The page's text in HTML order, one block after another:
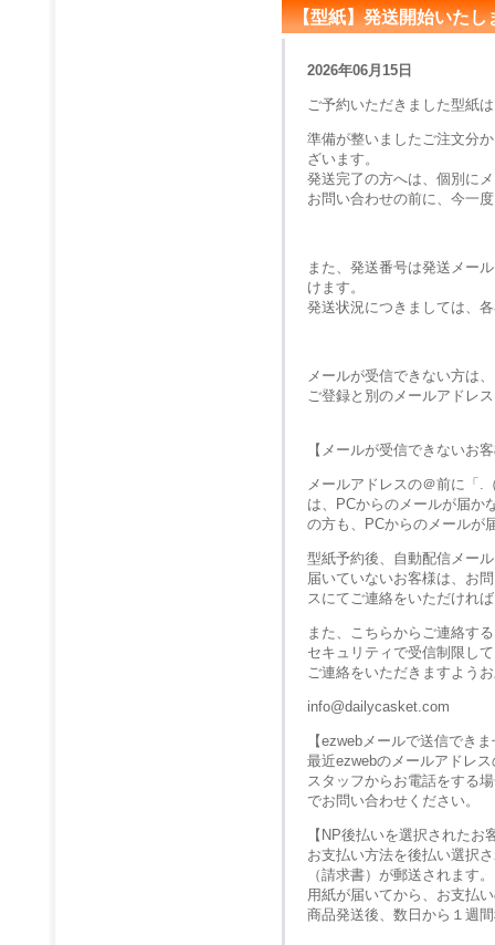
【型紙】発送開始いたし
2026年06月15日
ご予約いただきました型紙
準備が整いましたご注文分
ざいます。
発送完了の方へは、個別に
お問い合わせの前に、今一
また、発送番号は発送メー
けます。
発送状況につきましては、
メールが受信できない方は、
ご登録と別のメールアドレ
【メールが受信できないお
メールアドレスの＠前に「.
は、PCからのメールが届か
の方も、PCからのメールが
型紙予約後、自動配信メー
届いていないお客様は、お
スにてご連絡をいただけれ
また、こちらからご連絡す
セキュリティで受信制限し
ご連絡をいただきますよう
info@dailycasket.com
【ezwebメールで送信でき
最近ezwebのメールアドレ
スタッフからお電話をする
でお問い合わせください。
【NP後払いを選択されたお
お支払い方法を後払い選択
（請求書）が郵送されます。
用紙が届いてから、お支払
商品発送後、数日から１週